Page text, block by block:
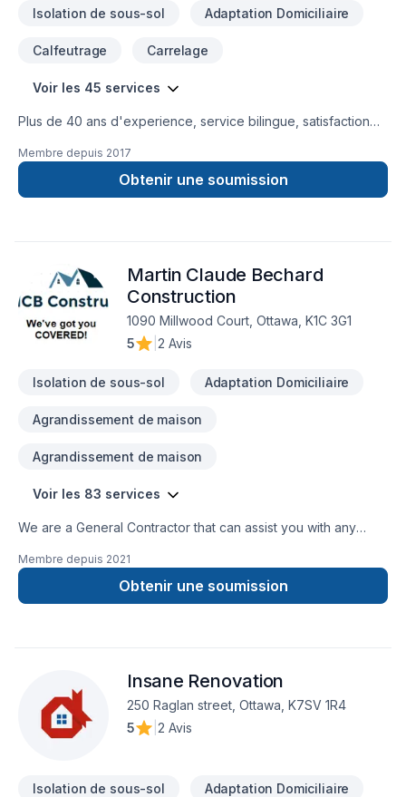
Isolation de sous-sol Adaptation Domiciliaire
Calfeutrage Carrelage
Voir les 45 services
Plus de 40 ans d'experience, service bilingue, satisfaction
Membre depuis 2017
Obtenir une soumission
Martin Claude Bechard
Construction
1090 Millwood Court, Ottawa, K1C 3G1
5
2 Avis
Isolation de sous-sol Adaptation Domiciliaire
Agrandissement de maison
Agrandissement de maison
Voir les 83 services
We are a General Contractor that can assist you with any
Membre depuis 2021
Obtenir une soumission
Insane Renovation
250 Raglan street, Ottawa, K7SV 1R4
5
2 Avis
Isolation de sous-sol Adaptation Domiciliaire